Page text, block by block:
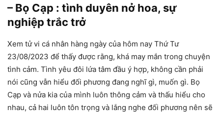
– Bọ Cạp : tình duyên nở hoa, sự
nghiệp trắc trở
Xem tử vi cá nhân hàng ngày của hôm nay Thứ Tư
23/08/2023 để thấy được rằng, khá may mắn trong chuyện
tình cảm. Tình yêu đôi lứa tâm đầu ý hợp, không cần phải
nói cũng vẫn hiểu đối phương đang nghĩ gì, muốn gì. Bọ
Cạp và nửa kia của mình luôn thông cảm và thấu hiểu cho
nhau, cả hai luôn tôn trọng và lắng nghe đối phương nên sẽ